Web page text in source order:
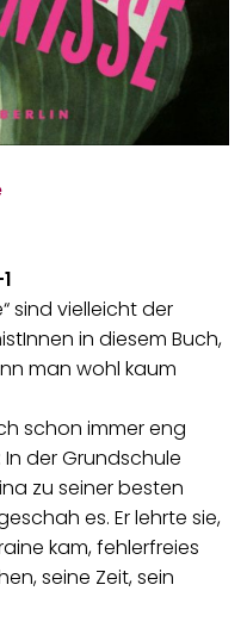
sind vielleicht der
in diesem Buch,
man wohl kaum
schon immer eng
der Grundschule
zu seiner besten
es. Er lehrte sie,
kam, fehlerfreies
seine Zeit, sein